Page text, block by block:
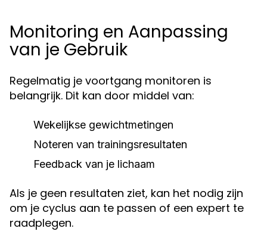
Monitoring en Aanpassing
van je Gebruik
Regelmatig je voortgang monitoren is
belangrijk. Dit kan door middel van:
Wekelijkse gewichtmetingen
Noteren van trainingsresultaten
Feedback van je lichaam
Als je geen resultaten ziet, kan het nodig zijn
om je cyclus aan te passen of een expert te
raadplegen.